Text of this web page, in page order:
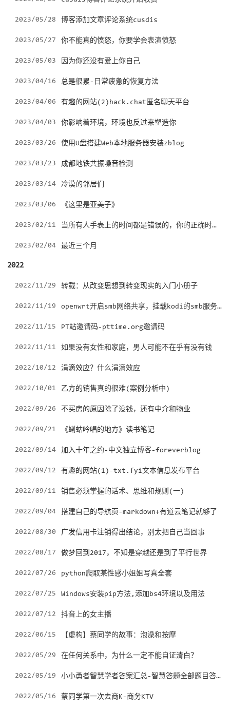
2023/05/28 博客添加文章评论系统cusdis
2023/05/27 你不能真的愤怒，你要学会表演愤怒
2023/05/03 因为你还没有爱上你自己
2023/04/16 总是很累-日常疲惫的恢复方法
2023/04/06 有趣的网站(2)hack.chat匿名聊天平台
2023/04/03 你影响着环境，环境也反过来塑造你
2023/03/26 使用U盘搭建Web本地服务器安装zblog
2023/03/23 成都地铁共振噪音检测
2023/03/14 冷漠的邻居们
2023/03/06 《这里是亚美子》
2023/02/11 当所有人手表上的时间都是错误的，你的正确时间就没有了意义
2023/02/04 最近三个月
2022
2022/11/29 转载：从改变思想到转变现实的入门小册子
2022/11/19 openwrt开启smb网络共享，挂载kodi的smb服务器
2022/11/15 PT站邀请码-pttime.org邀请码
2022/11/11 如果没有女性和家庭，男人可能不在乎有没有钱
2022/10/12 涓滴效应？什么涓滴效应
2022/10/01 乙方的销售真的很难(案例分析中)
2022/09/26 不买房的原因除了没钱，还有中介和物业
2022/09/21 《蝲蛄吟唱的地方》读书笔记
2022/09/14 加入十年之约-中文独立博客-foreverblog
2022/09/12 有趣的网站(1)-txt.fyi文本信息发布平台
2022/09/11 销售必须掌握的话术、思维和规则(一)
2022/09/04 搭建自己的导航页-markdown+有道云笔记就够了
2022/08/30 广发信用卡注销得出结论，别太把自己当回事
2022/08/17 做梦回到2017，不知是穿越还是到了平行世界
2022/07/26 python爬取某性感小姐姐写真全套
2022/07/25 Windows安装pip方法,添加bs4环境以及用法
2022/07/12 抖音上的女主播
2022/06/15 【虚构】蔡同学的故事：泡澡和按摩
2022/05/29 在任何关系中，为什么一定不能自证清白？
2022/05/19 小小勇者智慧学者答案汇总-智慧答题全部题目答案攻略
2022/05/16 蔡同学第一次去商K-商务KTV